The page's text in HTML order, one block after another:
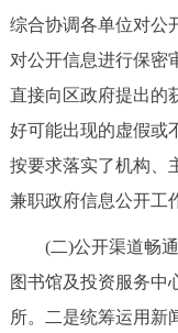
ENGLISH
DEUTSCH
综合协调各单位对公
对公开信息进行保密
直接向区政府提出的
好可能出现的虚假或
按要求落实了机构、
兼职政府信息公开工
(二)公开渠道畅通
图书馆及投资服务中
所。二是统筹运用新